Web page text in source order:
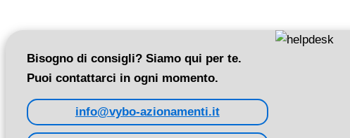
Bisogno di consigli? Siamo qui per te.
Puoi contattarci in ogni momento.
info@vybo-azionamenti.it